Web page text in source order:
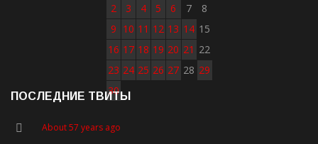
2
3 4 5 6 7
8
9 10 11 12 13 14 15
16 17 18 19 20 21 22
23 24 25 26 27 28 29
30
ПОСЛЕДНИЕ ТВИТЫ
About 57 years ago